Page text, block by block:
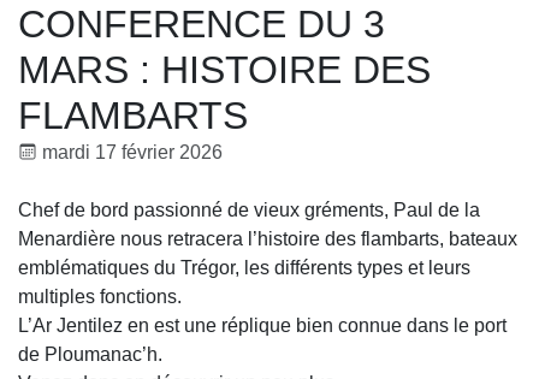
CONFERENCE DU 3
MARS : HISTOIRE DES
FLAMBARTS
mardi 17 février 2026
Chef de bord passionné de vieux gréments, Paul de la
Menardière nous retracera l’histoire des flambarts, bateaux
emblématiques du Trégor, les différents types et leurs
multiples fonctions.
L’Ar Jentilez en est une réplique bien connue dans le port
de Ploumanac’h.